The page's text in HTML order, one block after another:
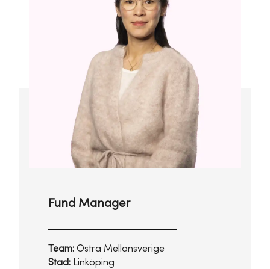
Fund Manager
Team: Östra Mellansverige
Stad: Linköping